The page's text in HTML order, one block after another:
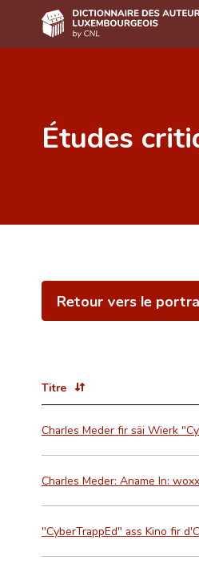
Recherche avancée
Études
Retour vers le
Titre
Charles Meder fir säi Wierk
Charles Meder: Aname In:
"CyberTrappEd" ass Kino fir